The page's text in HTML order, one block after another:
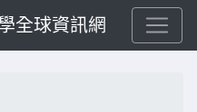
全球資訊網